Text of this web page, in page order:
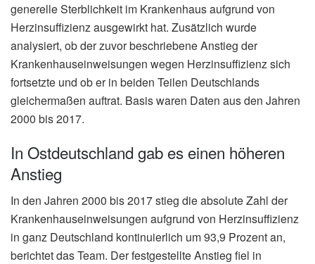
generelle Sterblichkeit im Krankenhaus aufgrund von
Herzinsuffizienz ausgewirkt hat. Zusätzlich wurde
analysiert, ob der zuvor beschriebene Anstieg der
Krankenhauseinweisungen wegen Herzinsuffizienz sich
fortsetzte und ob er in beiden Teilen Deutschlands
gleichermaßen auftrat. Basis waren Daten aus den Jahren
2000 bis 2017.
In Ostdeutschland gab es einen höheren
Anstieg
In den Jahren 2000 bis 2017 stieg die absolute Zahl der
Krankenhauseinweisungen aufgrund von Herzinsuffizienz
in ganz Deutschland kontinuierlich um 93,9 Prozent an,
berichtet das Team. Der festgestellte Anstieg fiel in